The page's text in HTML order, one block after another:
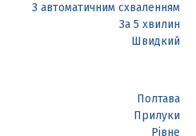
З автоматичним схваленням
За 5 хвилин
Швидкий
Полтава
Прилуки
Рівне